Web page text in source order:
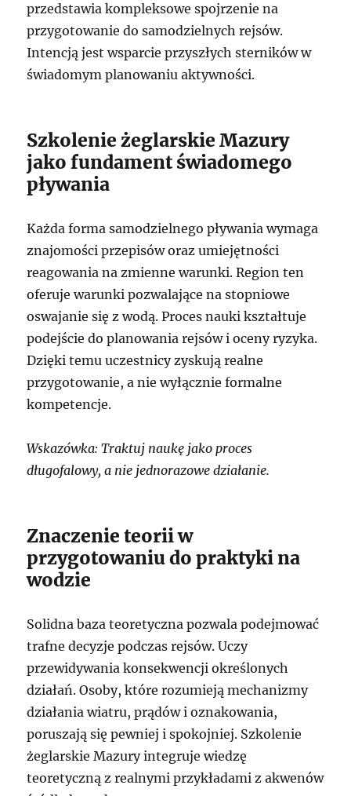
przedstawia kompleksowe spojrzenie na
przygotowanie do samodzielnych rejsów.
Intencją jest wsparcie przyszłych sterników w
świadomym planowaniu aktywności.
Szkolenie żeglarskie Mazury
jako fundament świadomego
pływania
Każda forma samodzielnego pływania wymaga
znajomości przepisów oraz umiejętności
reagowania na zmienne warunki. Region ten
oferuje warunki pozwalające na stopniowe
oswajanie się z wodą. Proces nauki kształtuje
podejście do planowania rejsów i oceny ryzyka.
Dzięki temu uczestnicy zyskują realne
przygotowanie, a nie wyłącznie formalne
kompetencje.
Wskazówka: Traktuj naukę jako proces
długofalowy, a nie jednorazowe działanie.
Znaczenie teorii w
przygotowaniu do praktyki na
wodzie
Solidna baza teoretyczna pozwala podejmować
trafne decyzje podczas rejsów. Uczy
przewidywania konsekwencji określonych
działań. Osoby, które rozumieją mechanizmy
działania wiatru, prądów i oznakowania,
poruszają się pewniej i spokojniej. Szkolenie
żeglarskie Mazury integruje wiedzę
teoretyczną z realnymi przykładami z akwenów